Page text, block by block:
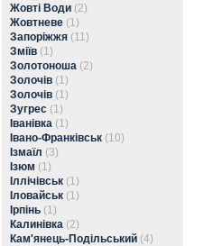
Жовті Води (2)
Жовтневе (1)
Запоріжжя (11)
Зміїв (1)
Золотоноша (2)
Золочів (1)
Золочів (1)
Зугрес (1)
Іванівка (1)
Івано-Франківськ (10)
Ізмаїл (3)
Ізюм (1)
Іллічівськ (1)
Іловайськ (1)
Ірпінь (1)
Калинівка (2)
Кам'янець-Подільський (4)